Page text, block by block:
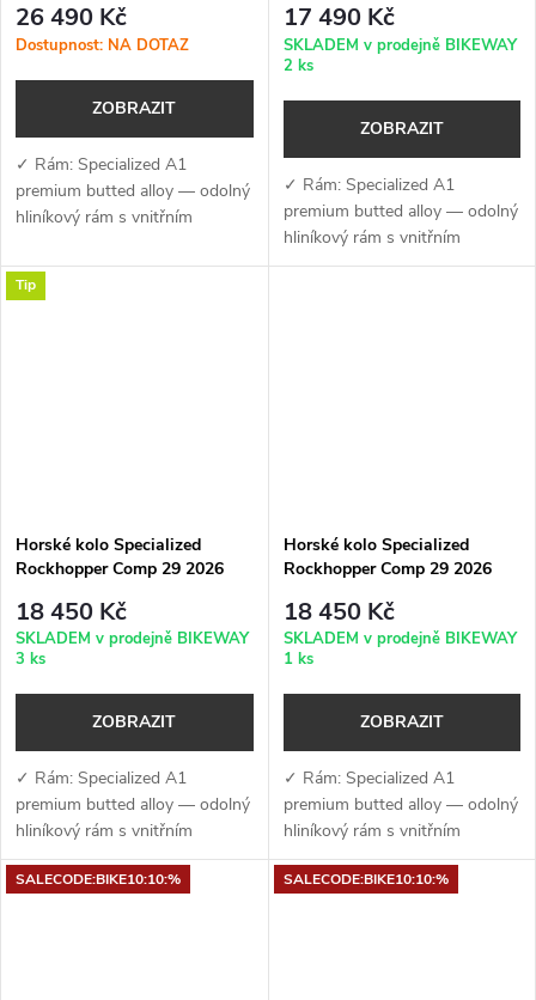
Gold Metallic
26 490 Kč
Dostupnost: NA DOTAZ
ZOBRAZIT
✓ Rám: Specialized A1
premium butted alloy — odolný
hliníkový rám s vnitřním
nosič a kompatibilitou s
teleskopickou sedlovkou✓
17 490 Kč
SKLADEM v prodejně BIKEWAY
2 ks
ZOBRAZIT
✓ Rám: Specialized A1
premium butted alloy — odolný
hliníkový rám s vnitřním
vedením kabelů, úchyty na
Tip
Horské kolo Specialized
Rockhopper Comp 29 2026
Mountains
18 450 Kč
SKLADEM v prodejně BIKEWAY
3 ks
ZOBRAZIT
✓ Rám: Specialized A1
premium butted alloy — odolný
hliníkový rám s vnitřním
vedením kabelů, úchyty na
nosič a kompatibilitou s
Horské kolo Specialized
Rockhopper Comp 29 2026
Dolomite Metallic
18 450 Kč
SKLADEM v prodejně BIKEWAY
1 ks
ZOBRAZIT
✓ Rám: Specialized A1
premium butted alloy — odolný
hliníkový rám s vnitřním
vedením kabelů, úchyty na
nosič a kompatibilitou s
SALECODE:BIKE10:10:% SALECODE:BIKE10:10:%